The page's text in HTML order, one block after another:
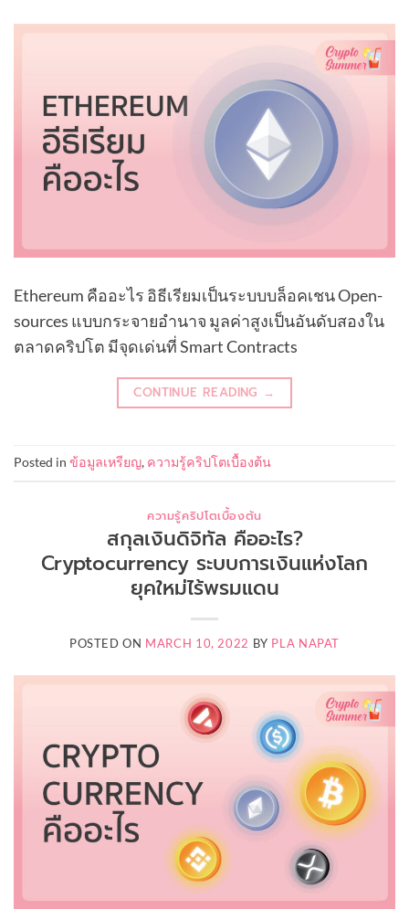
Ethereum คืออะไร อิธีเรียมเป็นระบบบล็อคเชน Open-
sources แบบกระจายอำนาจ มูลค่าสูงเป็นอันดับสองใน
ตลาดคริปโต มีจุดเด่นที่ Smart Contracts
CONTINUE READING →
Posted in ข้อมูลเหรียญ, ความรู้คริปโตเบื้องต้น
ความรู้คริปโตเบื้องต้น
สกุลเงินดิจิทัล คืออะไร?
Cryptocurrency ระบบการเงินแห่งโลก
ยุคใหม่ไร้พรมแดน
POSTED ON MARCH 10, 2022 BY PLA NAPAT